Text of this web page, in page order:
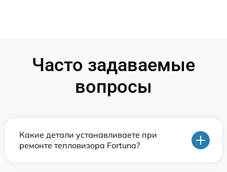
Часто задаваемые
вопросы
Какие детали устанавливаете при
ремонте тепловизора Fortuna?